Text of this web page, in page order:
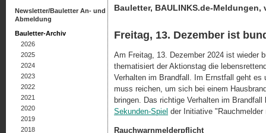
Bauletter, BAULINKS.de-Meldungen,
Freitag, 13. Dezember ist
Am Freitag, 13. Dezember 2024 ist wieder
thematisiert der Aktionstag die
Verhalten im Brandfall. Im Ernstfall geht
muss reichen, um sich bei einem
bringen. Das richtige Verhalten im
Sekunden-Spiel der Initiative "Rauchmelder
Rauchwarnmelderpflicht
Newsletter/Bauletter An- und
Abmeldung
Bauletter-Archiv
2026
2025
2024
2023
2022
2021
2020
2019
2018